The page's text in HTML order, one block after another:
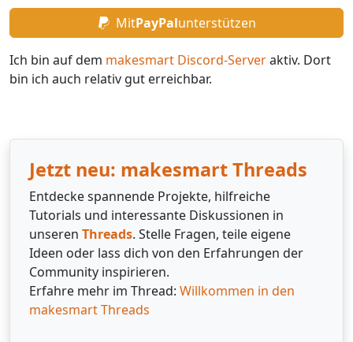
MitPayPalunterstützen
Ich bin auf dem makesmart Discord-Serveraktiv. Dort
bin ich auch relativ gut erreichbar.
Jetzt neu: makesmart Threads
Entdecke spannende Projekte, hilfreiche
Tutorials und interessante Diskussionen in
unseren Threads. Stelle Fragen, teile eigene
Ideen oder lass dich von den Erfahrungen der
Community inspirieren.
Erfahre mehr im Thread: Willkommen in den
makesmart Threads